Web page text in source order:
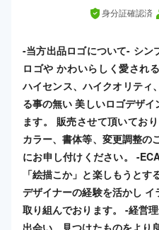
身分証確認済
-当方出品ロゴについて- シン
ロゴや かわいらしく愛され
ハイセンス、ハイクオリティ
る事の無い 美しいロゴデザ
ます。 販売させて頂いてお
カラー、書体等、変更調整の
にお申し付けください。 -
「絵描こか」と楽しもうと
デザイナーの経験を活かし
取り組んでおります。 -経営
出会い、見つけたものをより